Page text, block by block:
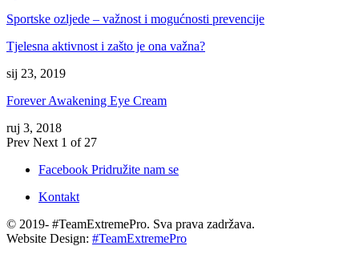
Sportske ozljede – važnost i mogućnosti prevencije
Tjelesna aktivnost i zašto je ona važna?
sij 23, 2019
Forever Awakening Eye Cream
ruj 3, 2018
Prev Next 1 of 27
Facebook Pridružite nam se
Kontakt
© 2019- #TeamExtremePro. Sva prava zadržava.
Website Design: #TeamExtremePro